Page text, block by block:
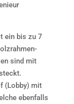
ein bis zu 7
sind mit
(Lobby) mit
ebenfalls